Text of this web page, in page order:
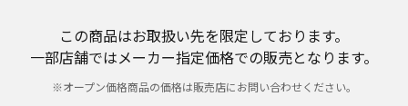
この商品はお取扱い先を限定しております。
一部店舗ではメーカー指定価格での販売となります。
※オープン価格商品の価格は販売店にお問い合わせください。